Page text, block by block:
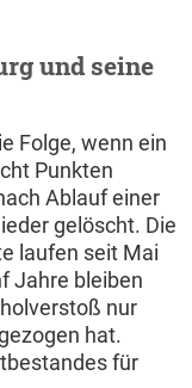
und seine
Folge, wenn ein
Punkten
Ablauf einer
gelöscht. Die
laufen seit Mai
Jahre bleiben
nur
hat.
für